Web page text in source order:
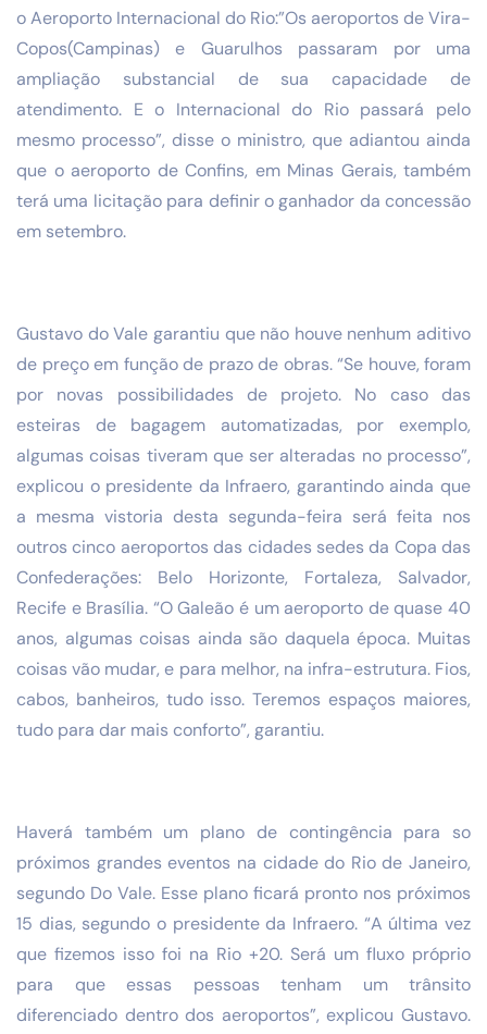
o Aeroporto Internacional do Rio:”Os aeroportos de Vira-
Copos(Campinas) e Guarulhos passaram por uma
ampliação substancial de sua capacidade de
atendimento. E o Internacional do Rio passará pelo
mesmo processo”, disse o ministro, que adiantou ainda
que o aeroporto de Confins, em Minas Gerais, também
terá uma licitação para definir o ganhador da concessão
em setembro.
Gustavo do Vale garantiu que não houve nenhum aditivo
de preço em função de prazo de obras. “Se houve, foram
por novas possibilidades de projeto. No caso das
esteiras de bagagem automatizadas, por exemplo,
algumas coisas tiveram que ser alteradas no processo”,
explicou o presidente da Infraero, garantindo ainda que
a mesma vistoria desta segunda-feira será feita nos
outros cinco aeroportos das cidades sedes da Copa das
Confederações: Belo Horizonte, Fortaleza, Salvador,
Recife e Brasília. “O Galeão é um aeroporto de quase 40
anos, algumas coisas ainda são daquela época. Muitas
coisas vão mudar, e para melhor, na infra-estrutura. Fios,
cabos, banheiros, tudo isso. Teremos espaços maiores,
tudo para dar mais conforto”, garantiu.
Haverá também um plano de contingência para so
próximos grandes eventos na cidade do Rio de Janeiro,
segundo Do Vale. Esse plano ficará pronto nos próximos
15 dias, segundo o presidente da Infraero. “A última vez
que fizemos isso foi na Rio +20. Será um fluxo próprio
para que essas pessoas tenham um trânsito
diferenciado dentro dos aeroportos”, explicou Gustavo.